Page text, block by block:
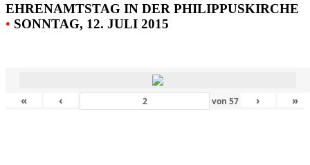
EHRENAMTSTAG IN DER PHILIPPUSKIRCHE
• SONNTAG, 12. JULI 2015
« ‹ von57 › »